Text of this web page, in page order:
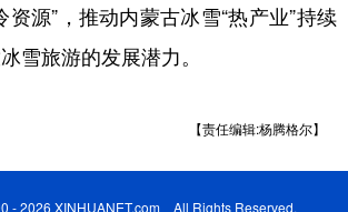
资源”，推动内蒙古冰雪“热产业”持续
雪旅游的发展潜力。
【责任编辑:杨腾格尔】
- 2026 XINHUANET.com All Rights Reserved.